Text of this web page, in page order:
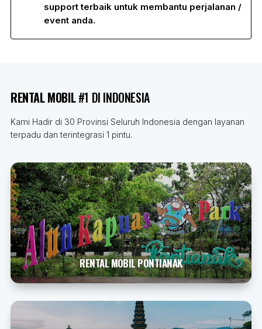
support terbaik untuk membantu perjalanan /
event anda.
RENTAL MOBIL#1 DI INDONESIA
Kami Hadir di 30 Provinsi Seluruh Indonesia dengan layanan
terpadu dan terintegrasi 1 pintu.
RENTAL MOBIL PONTIANAK